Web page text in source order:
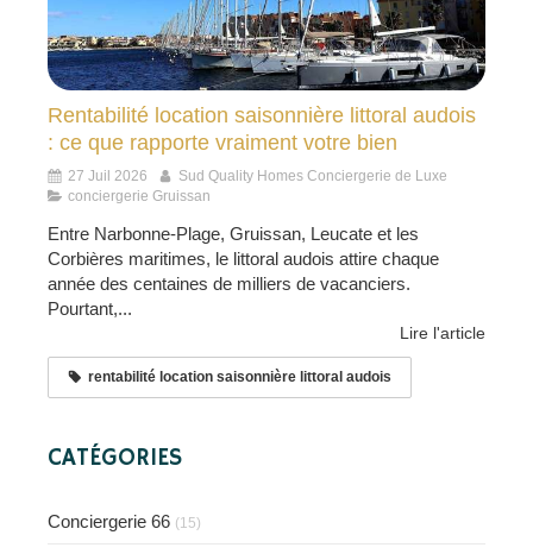
Rentabilité location saisonnière littoral audois
: ce que rapporte vraiment votre bien
27 Juil 2026
Sud Quality Homes Conciergerie de Luxe
conciergerie Gruissan
Entre Narbonne-Plage, Gruissan, Leucate et les
Corbières maritimes, le littoral audois attire chaque
année des centaines de milliers de vacanciers.
Pourtant,...
Lire l'article
rentabilité location saisonnière littoral audois
CATÉGORIES
Conciergerie 66 (15)